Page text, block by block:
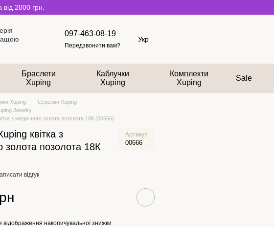
2000 грн.
097-463-08-19
Передзвонити вам?
Укр
Браслети
Xuping
Каблучки
Xuping
Комплекти
Xuping
Sale
Xuping
Сережки Xuping
Jewelry
з медичного золота позолота 18К (00666)
квітка з
золота позолота 18К
Артикул
00666
відгук
відображення накопичувальної знижки